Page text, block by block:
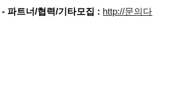
파트너/협력/기타모집 : http://문의다